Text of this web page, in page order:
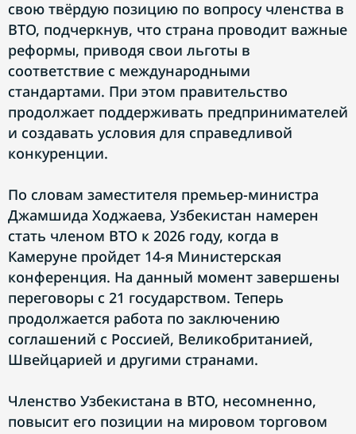
свою твёрдую позицию по вопросу членства в
ВТО, подчеркнув, что страна проводит важные
реформы, приводя свои льготы в
соответствие с международными
стандартами. При этом правительство
продолжает поддерживать предпринимателей
и создавать условия для справедливой
конкуренции.
По словам заместителя премьер-министра
Джамшида Ходжаева, Узбекистан намерен
стать членом ВТО к 2026 году, когда в
Камеруне пройдет 14-я Министерская
конференция. На данный момент завершены
переговоры с 21 государством. Теперь
продолжается работа по заключению
соглашений с Россией, Великобританией,
Швейцарией и другими странами.
Членство Узбекистана в ВТО, несомненно,
повысит его позиции на мировом торговом